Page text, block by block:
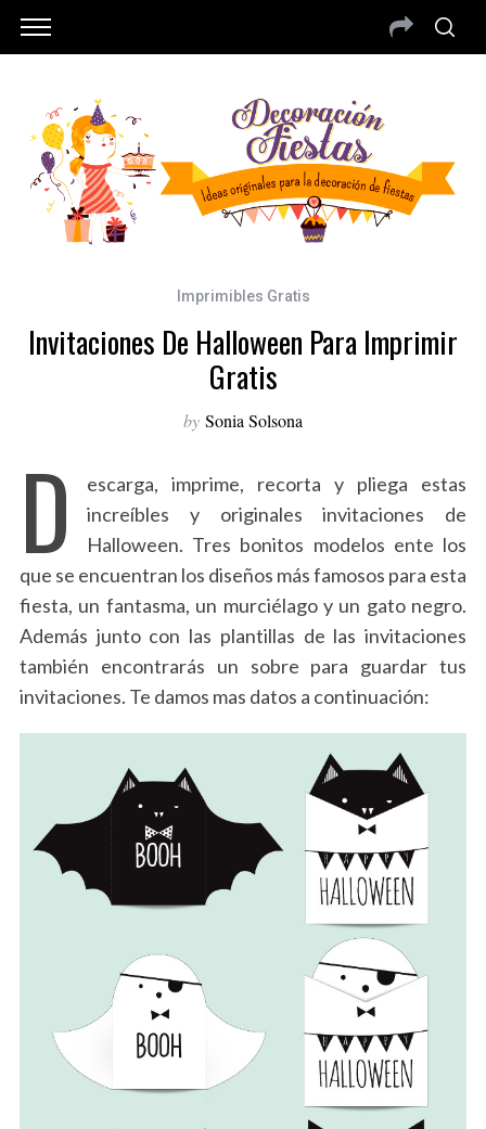
Imprimibles Gratis
Invitaciones De Halloween Para Imprimir
Gratis
by Sonia Solsona
D
escarga, imprime, recorta y pliega estas
increíbles y originales invitaciones de
Halloween. Tres bonitos modelos ente los
que se encuentran los diseños más famosos para esta
fiesta, un fantasma, un murciélago y un gato negro.
Además junto con las plantillas de las invitaciones
también encontrarás un sobre para guardar tus
invitaciones. Te damos mas datos a continuación: